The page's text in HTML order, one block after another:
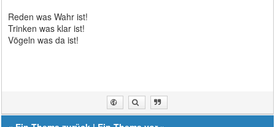
Reden was Wahr ist!
Trinken was klar ist!
Vögeln was da ist!